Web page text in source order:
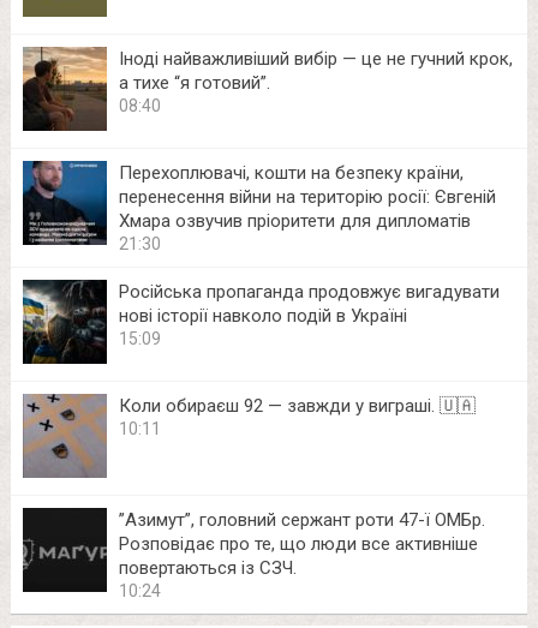
Іноді найважливіший вибір — це не гучний крок,
а тихе “я готовий”.
08:40
Перехоплювачі, кошти на безпеку країни,
перенесення війни на територію росії: Євгеній
Хмара озвучив пріоритети для дипломатів
21:30
Російська пропаганда продовжує вигадувати
нові історії навколо подій в Україні
15:09
Коли обираєш 92 — завжди у виграші. 🇺🇦
10:11
⁨”Азимут”, головний сержант роти 47-ї ОМБр.
Розповідає про те, що люди все активніше
повертаються із СЗЧ.
10:24